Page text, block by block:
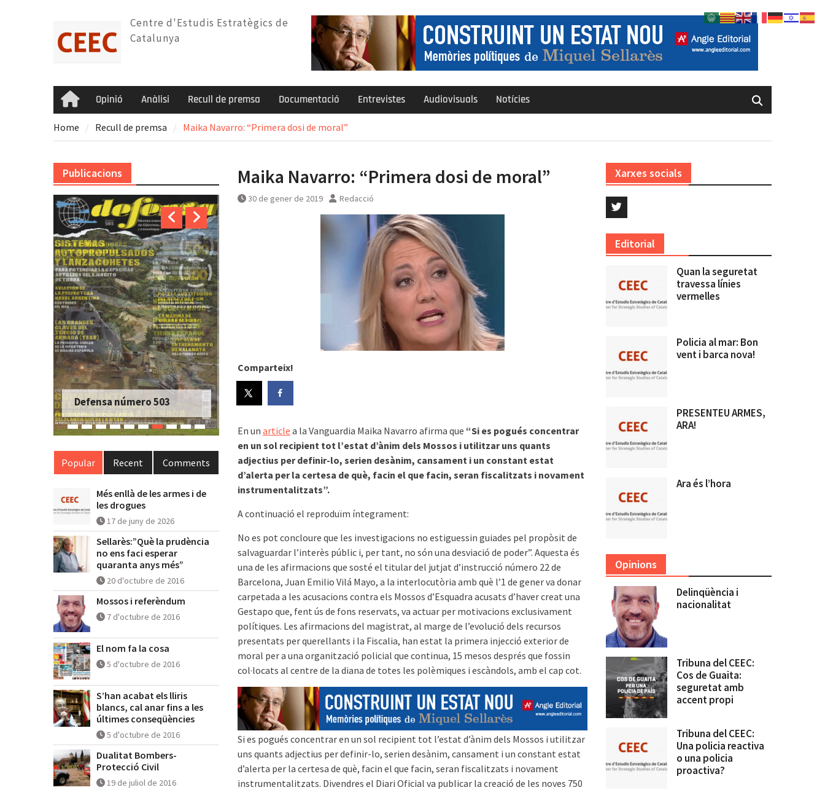
Centre d'Estudis Estratègics de
Catalunya
HomeOpinió Anàlisi Recull de premsa Documentació Entrevistes Audiovisuals Notícies
Home Recull de premsa Maika Navarro: “Primera dosi de moral”
Maika Navarro: “Primera dosi de moral”
30 de gener de 2019 Redacció
Comparteix!
En un article a la Vanguardia Maika Navarro afirma que “Si es pogués concentrar
en un sol recipient tot l’estat d’ànim dels Mossos i utilitzar uns quants
adjectius per definir-lo, serien desànim, cansament i un constant estat
d’alerta per la certesa de què, facin el que facin, seran fiscalitzats i novament
instrumentalitzats”.
A continuació el reproduïm íntegrament:
No es pot concloure que les investigacions no estiguessin guiades pel propòsit de
salvaguardar l’interès públic i, per tant, no són una desviació de poder”. Aquesta és
una de les afirmacions que sosté el titular del jutjat d’instrucció número 22 de
Barcelona, Juan Emilio Vilá Mayo, a la interlocutòria amb què l’1 de gener va donar
carpetada a les acusacions contra els Mossos d’Esquadra acusats d’haver creat una
Gestapo que, fent ús de fons reservats, va actuar per motivacions exclusivament
polítiques. Les afirmacions del magistrat, al marge de l’evolució dels recursos
presentats per querellants i la Fiscalia, han estat la primera injecció exterior de
moral per a una organització policial que continua, 15 mesos després que fossin
col·locats al centre de la diana de totes les polèmiques i escàndols, amb el cap cot.
Si es pogués concentrar en un sol recipient tot l’estat d’ànim dels Mossos i utilitzar
uns quants adjectius per definir-lo, serien desànim, cansament i un constant estat
d’alerta per la certesa de què, facin el que facin, seran fiscalitzats i novament
instrumentalitzats. Divendres el Diari Oficial va publicar la creació de les noves 750
Xarxes socials
Editorial
Quan la seguretat
travessa línies
vermelles
Policia al mar: Bon
vent i barca nova!
PRESENTEU ARMES,
ARA!
Ara és l’hora
Opinions
Delinqüència i
nacionalitat
Tribuna del CEEC:
Cos de Guaita:
seguretat amb
accent propi
Tribuna del CEEC:
Una policia reactiva
o una policia
proactiva?
Publicacions
Defensa número 501
Popular Recent Comments
Més enllà de les armes i de
les drogues
17 de juny de 2026
Sellarès:”Què la prudència
no ens faci esperar
quaranta anys més”
20 d'octubre de 2016
Mossos i referèndum
7 d'octubre de 2016
El nom fa la cosa
5 d'octubre de 2016
S’han acabat els lliris
blancs, cal anar fins a les
últimes conseqüències
5 d'octubre de 2016
Dualitat Bombers-
Protecció Civil
19 de juliol de 2016